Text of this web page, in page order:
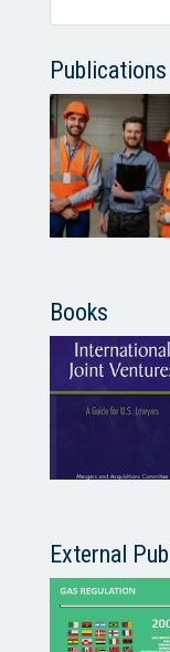
Publications
Books
External